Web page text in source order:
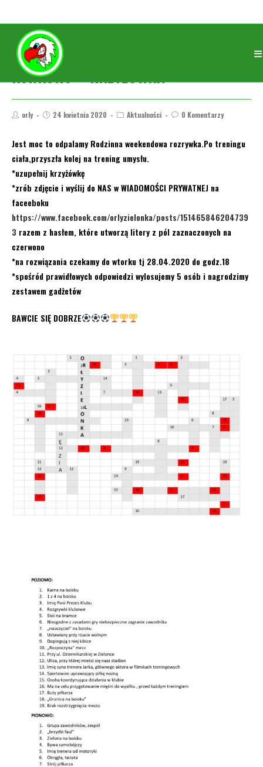
KONKURS – KRZYŻÓWKA
orly 24 kwietnia 2020 Aktualności 0 Komentarzy
Jest moc to odpalamy Rodzinna weekendowa rozrywka.Po treningu
ciała,przyszła kolej na trening umysłu.
*uzupełnij krzyżówkę
*zrób zdjęcie i wyślij do NAS w WIADOMOŚCI PRYWATNEJ na
faceeboku
https://www.facebook.com/orlyzielonka/posts/151465846204739
3 razem z hasłem, które utworzą litery z pól zaznaczonych na
czerwono
*na rozwiązania czekamy do wtorku tj 28.04.2020 do godz.18
*spośród prawidłowych odpowiedzi wylosujemy 5 osób i nagrodzimy
zestawem gadżetów
BAWCIE SIĘ DOBRZE